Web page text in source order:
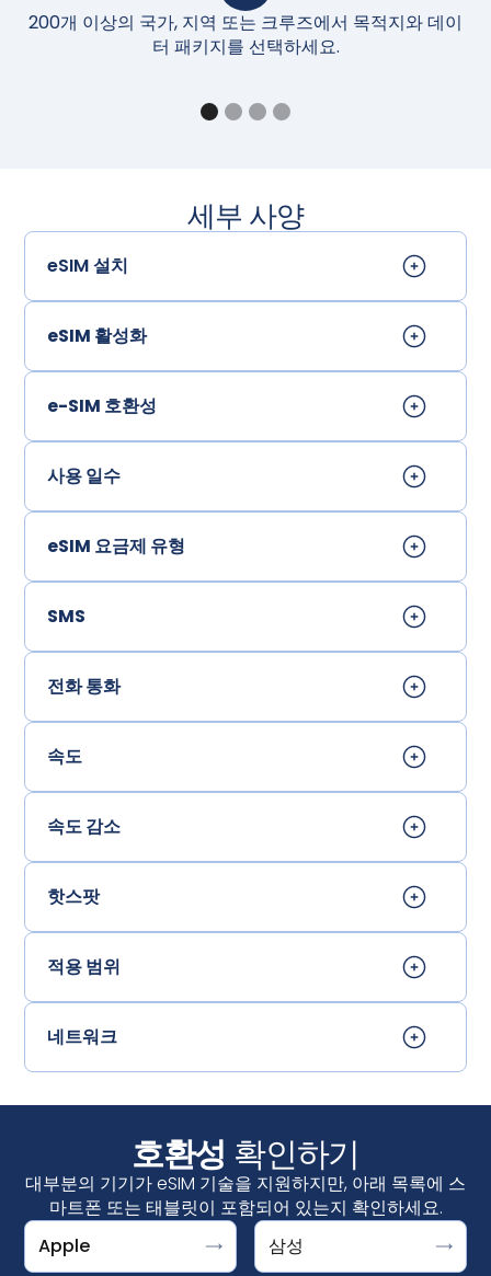
200개 이상의 국가, 지역 또는 크루즈에서 목적지와 데이
터 패키지를 선택하세요.
세부 사양
eSIM 설치
eSIM 활성화
e-SIM 호환성
사용 일수
eSIM 요금제 유형
SMS
전화 통화
속도
속도 감소
핫스팟
적용 범위
네트워크
설정 > 연결 > SIM 관리자↪f_200D↩
"Download a SIM instead?"라는 메시지가 표시되면
DOOGEE V30 지원 ESIM
호환성 확인하기
대부분의 기기가 eSIM 기술을 지원하지만, 아래 목록에 스
마트폰 또는 태블릿이 포함되어 있는지 확인하세요.
Apple
삼성